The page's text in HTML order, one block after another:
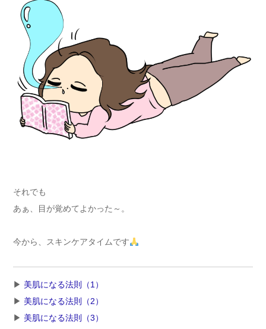
それでも
あぁ、目が覚めてよかった～。
今から、スキンケアタイムです
▶︎ 美肌になる法則（1）
▶︎ 美肌になる法則（2）
▶︎ 美肌になる法則（3）